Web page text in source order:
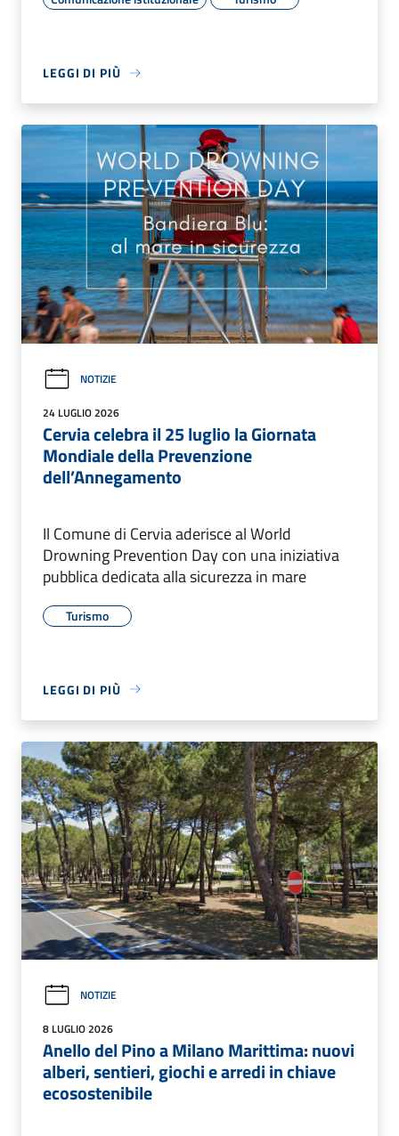
LEGGI DI PIÙ
NOTIZIE
24 LUGLIO 2026
Cervia celebra il 25 luglio la Giornata
Mondiale della Prevenzione
dell’Annegamento
Il Comune di Cervia aderisce al World
Drowning Prevention Day con una iniziativa
pubblica dedicata alla sicurezza in mare
Turismo
LEGGI DI PIÙ
NOTIZIE
8 LUGLIO 2026
Anello del Pino a Milano Marittima: nuovi
alberi, sentieri, giochi e arredi in chiave
ecosostenibile